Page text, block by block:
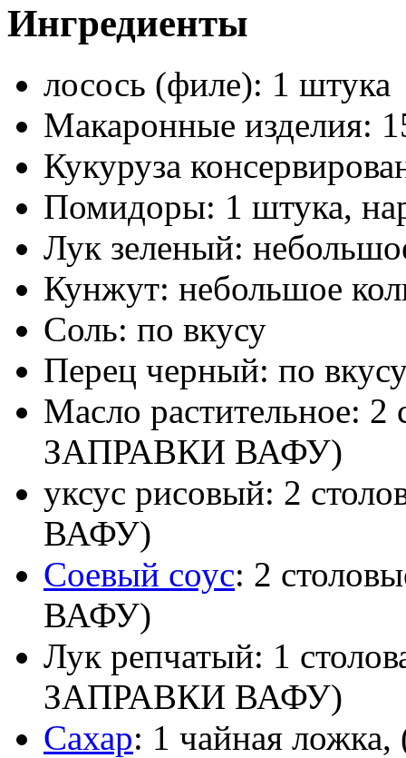
Ингредиенты
лосось (филе): 1 штука
Макаронные изделия:
Кукуруза
Помидоры: 1 штука,
Лук зеленый:
Кунжут: небольшое
Соль: по вкусу
Перец черный: по
Масло растительное:
ЗАПРАВКИ ВАФУ)
уксус рисовый: 2
ВАФУ)
Соевый соус: 2
ВАФУ)
Лук репчатый: 1
ЗАПРАВКИ ВАФУ)
Сахар: 1 чайная